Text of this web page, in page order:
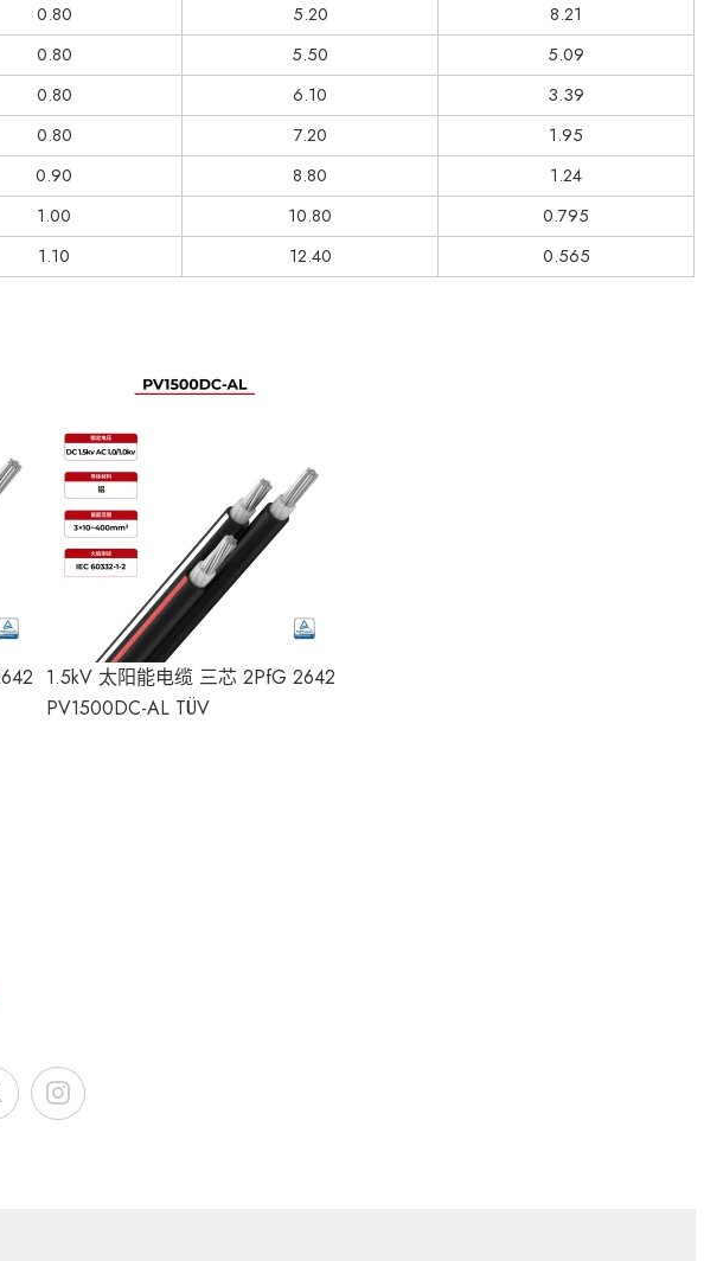
0.80 5.20
8.21
0.80 5.50
5.09
0.80 6.10
3.39
0.80 7.20
1.95
0.90 8.80
1.24
1.00 10.80
0.795
1.10 12.40 0.565
1.5kV 太阳能电缆 三芯 2PfG 2642
PV1500DC-AL TÜV